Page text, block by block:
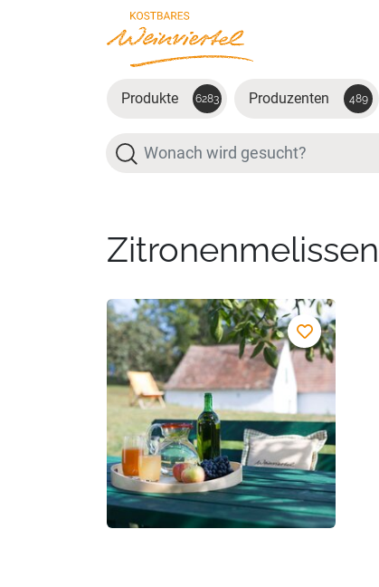
Zum Hauptinhalt springen
Produkte 6283 Produzenten 489
Suche